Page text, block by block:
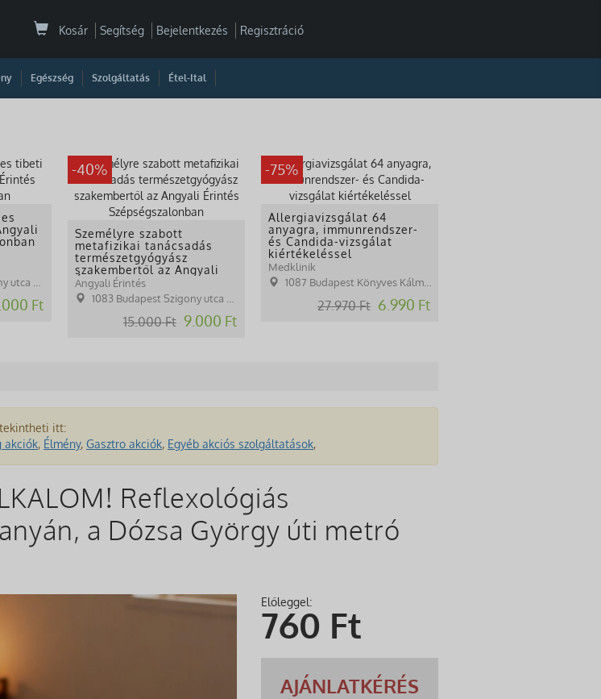
Kosár Segítség Bejelentkezés Regisztráció
Egészség Szolgáltatás Étel-Ital
34.
Ft
-40%
Személyre szabott
metafizikai tanácsadás
természetgyógyász
szakembertől az Angyali
Érintés Szépségszalonban
Angyali Érintés
1083 Budapest Szigony utca 34.
15.000 Ft 9.000 Ft
-75%
Allergiavizsgálat 64
anyagra, immunrendszer-
és Candida-vizsgálat
kiértékeléssel
Medklinik
1087 Budapest Könyves Kálmán krt. 76.
27.970 Ft 6.990 Ft
itt:
akciók, Élmény, Gasztro akciók, Egyéb akciós szolgáltatások,
Reflexológiás
a Dózsa György úti metró
Előleggel:
760 Ft
AJÁNLATKÉRÉS